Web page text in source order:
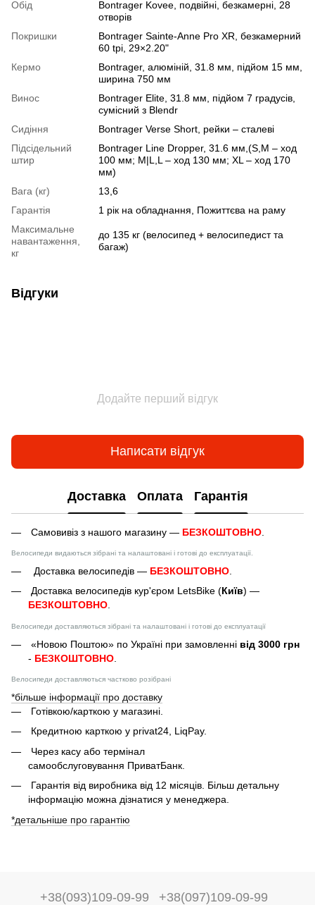
Обід
Bontrager Kovee, подвійні, безкамерні, 28
отворів
Покришки
Bontrager Sainte-Anne Pro XR, безкамерний
60 tpi, 29×2.20"
Кермо
Bontrager, алюміній, 31.8 мм, підйом 15 мм,
ширина 750 мм
Винос
Bontrager Elite, 31.8 мм, підйом 7 градусів,
сумісний з Blendr
Сидіння
Bontrager Verse Short, рейки – сталеві
Підсідельний
штир
Bontrager Line Dropper, 31.6 мм,(S,M – ход
100 мм; M|L,L – ход 130 мм; XL – ход 170
мм)
Вага (кг)
13,6
Гарантія
1 рік на обладнання, Пожиттєва на раму
Максимальне
навантаження,
кг
до 135 кг (велосипед + велосипедист та
багаж)
Відгуки
Додайте перший відгук
Написати відгук
Доставка Оплата Гарантія
Самовивіз з нашого магазину — БЕЗКОШТОВНО
Велосипеди видаються зібрані та налаштовані і готові до експлуатації.
Доставка велосипедів — БЕЗКОШТОВНО
Доставка велосипедів кур'єром LetsBike (Київ) —
БЕЗКОШТОВНО.
Велосипеди доставляються зібрані та налаштовані і готові до експлуатації
«Новою Поштою» по Україні при замовленні від 3000 грн
- БЕЗКОШТОВНО
Велосипеди доставляються частково розібрані
*більше інформації про доставку
Готівкою/карткою у магазині.
Кредитною карткою у privat24, LiqPay.
Через касу або термінал
самообслуговування ПриватБанк.
Гарантія від виробника від 12 місяців. Більш детальну
інформацію можна дізнатися у менеджера.
*детальніше про гарантію
+38(093)109-09-99
+38(097)109-09-99